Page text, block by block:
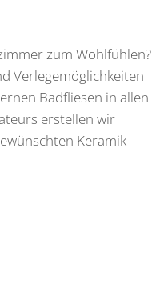
zum Wohlfühlen?
Verlegemöglichkeiten
Badfliesen in allen
erstellen wir
Keramik-